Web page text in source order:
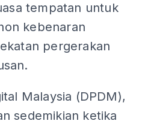
tempatan untuk
kebenaran
pergerakan
Malaysia (DPDM),
sedemikian ketika